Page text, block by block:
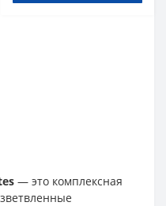
— это комплексная